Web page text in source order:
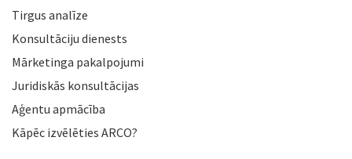
Tirgus analīze
Konsultāciju dienests
Mārketinga pakalpojumi
Juridiskās konsultācijas
Aģentu apmācība
Kāpēc izvēlēties ARCO?